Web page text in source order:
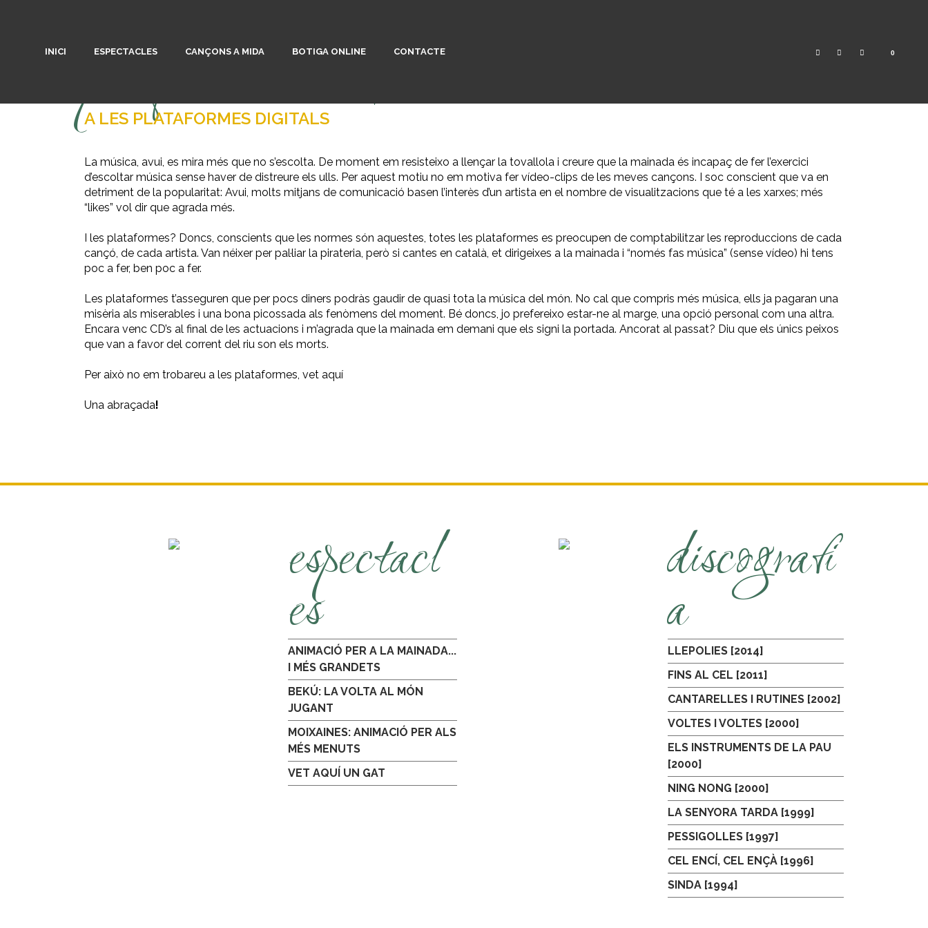
0
INICI ESPECTACLES CANÇONS A MIDA BOTIGA ONLINE CONTACTE
per què no em trobareu
A LES PLATAFORMES DIGITALS
La música, avui, es mira més que no s’escolta. De moment em resisteixo a llençar la tovallola i creure que la mainada és incapaç de fer l’exercici
d’escoltar música sense haver de distreure els ulls. Per aquest motiu no em motiva fer vídeo-clips de les meves cançons. I soc conscient que va en
detriment de la popularitat: Avui, molts mitjans de comunicació basen l’interès d’un artista en el nombre de visualitzacions que té a les xarxes; més
“likes” vol dir que agrada més.
I les plataformes? Doncs, conscients que les normes són aquestes, totes les plataformes es preocupen de comptabilitzar les reproduccions de cada
cançó, de cada artista. Van néixer per pal·liar la pirateria, però si cantes en català, et dirigeixes a la mainada i “només fas música” (sense vídeo) hi tens
poc a fer, ben poc a fer.
Les plataformes t’asseguren que per pocs diners podràs gaudir de quasi tota la música del món. No cal que compris més música, ells ja pagaran una
misèria als miserables i una bona picossada als fenòmens del moment. Bé doncs, jo prefereixo estar-ne al marge, una opció personal com una altra.
Encara venc CD’s al final de les actuacions i m’agrada que la mainada em demani que els signi la portada. Ancorat al passat? Diu que els únics peixos
que van a favor del corrent del riu son els morts.
Per això no em trobareu a les plataformes, vet aquí
Una abraçada!
espectacl
es
ANIMACIÓ PER A LA MAINADA...
I MÉS GRANDETS
BEKÚ: LA VOLTA AL MÓN
JUGANT
MOIXAINES: ANIMACIÓ PER ALS
MÉS MENUTS
VET AQUÍ UN GAT
discografi
a
LLEPOLIES [2014]
FINS AL CEL [2011]
CANTARELLES I RUTINES [2002]
VOLTES I VOLTES [2000]
ELS INSTRUMENTS DE LA PAU
[2000]
NING NONG [2000]
LA SENYORA TARDA [1999]
PESSIGOLLES [1997]
CEL ENCÍ, CEL ENÇÀ [1996]
SINDA [1994]